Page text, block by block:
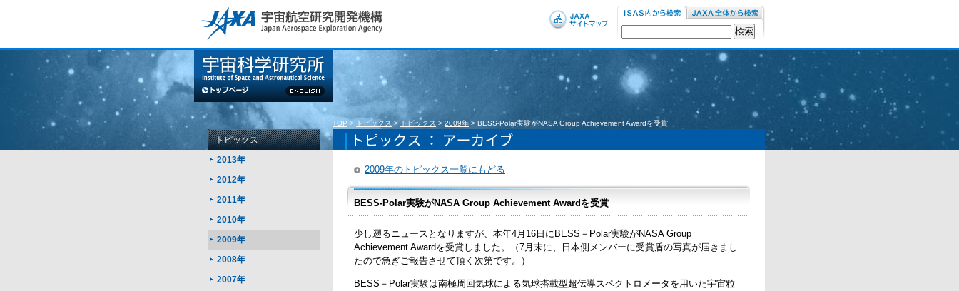
TOP > トピックス > トピックス > 2009年 > BESS-Polar実験がNASA Group Achievement Awardを受賞
2009年のトピックス一覧にもどる
BESS-Polar実験がNASA Group Achievement Awardを受賞
少し遡るニュースとなりますが、本年4月16日にBESS－Polar実験がNASA Group
Achievement Awardを受賞しました。（7月末に、日本側メンバーに受賞盾の写真が届きまし
たので急ぎご報告させて頂く次第です。）
BESS－Polar実験は南極周回気球による気球搭載型超伝導スペクトロメータを用いた宇宙粒
トピックス
2013年
2012年
2011年
2010年
2009年
2008年
2007年